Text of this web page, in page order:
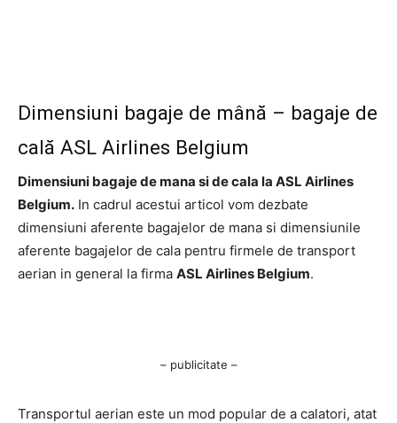
Dimensiuni bagaje de mână – bagaje de
cală ASL Airlines Belgium
Dimensiuni bagaje de mana si de cala la ASL Airlines
Belgium. In cadrul acestui articol vom dezbate
dimensiuni aferente bagajelor de mana si dimensiunile
aferente bagajelor de cala pentru firmele de transport
aerian in general la firma ASL Airlines Belgium.
– publicitate –
Transportul aerian este un mod popular de a calatori, atat